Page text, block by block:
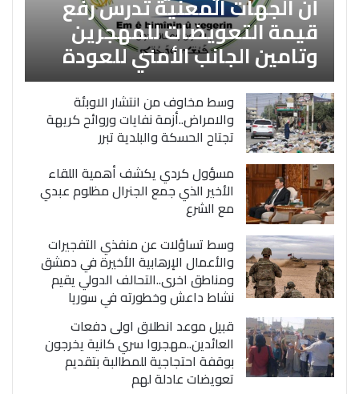
قيمة التعويضات للمهجرين
وتامين الجانب الأمني للعودة
وسط مخاوف من انتشار الاوبئة
والامراض..أزمة نفايات وروائح كريهة
تجتاح الحسكة والبلدية تبرر
مسؤول كردي يكشف أهمية اللقاء
الأخير الذي جمع الجنرال مظلوم عبدي
مع الشرع
وسط تساؤلات عن منفذي التفجيرات
والأعمال الإرهابية الأخيرة في دمشق
ومناطق اخرى..التحالف الدولي يقيم
نشاط داعش وخطورته في سوريا
قبيل موعد انطلاق اولى دفعات
العائدين..مهجروا سري كانية يخرجون
بوقفة احتجاجية للمطالبة بتقديم
تعويضات عادلة لهم